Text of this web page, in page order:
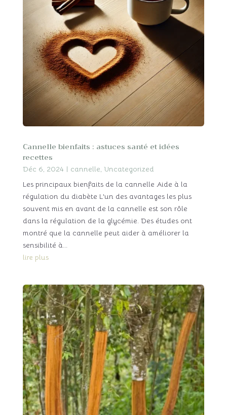
Cannelle bienfaits : astuces santé et idées
recettes
Déc 6, 2024 | cannelle Uncategorized
Les principaux bienfaits de la cannelle Aide à la
régulation du diabète L'un des avantages les plus
souvent mis en avant de la cannelle est son rôle
dans la régulation de la glycémie. Des études ont
montré que la cannelle peut aider à améliorer la
sensibilité à...
lire plus